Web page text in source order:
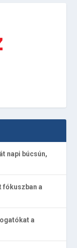
napi búcsún,
fókuszban a
a